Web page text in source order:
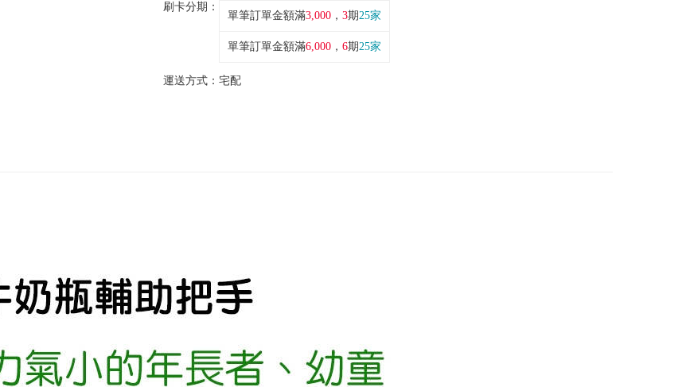
刷卡分期：
單筆訂單金額滿3,000 ， 3期25家
單筆訂單金額滿6,000 ， 6期25家
運送方式： 宅配